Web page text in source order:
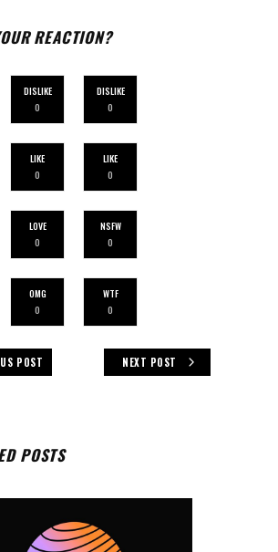
REACTION?
DISLIKE
0
DISLIKE
0
LIKE
0
LIKE
0
LOVE
0
NSFW
0
OMG
0
WTF
0
POST NEXT POST
POSTS